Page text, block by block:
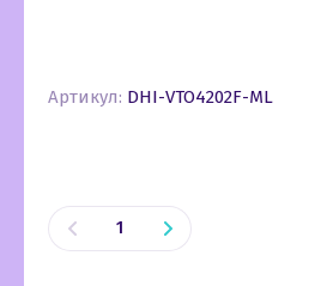
Артикул: DHI-VTO4202F-ML